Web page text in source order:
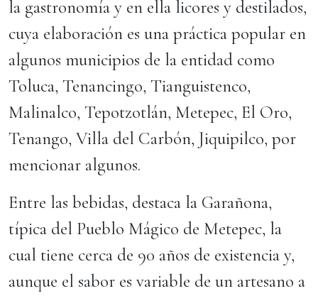
la gastronomía y en ella licores y destilados,
cuya elaboración es una práctica popular en
algunos municipios de la entidad como
Toluca, Tenancingo, Tianguistenco,
Malinalco, Tepotzotlán, Metepec, El Oro,
Tenango, Villa del Carbón, Jiquipilco, por
mencionar algunos.
Entre las bebidas, destaca la Garañona,
típica del Pueblo Mágico de Metepec, la
cual tiene cerca de 90 años de existencia y,
aunque el sabor es variable de un artesano a